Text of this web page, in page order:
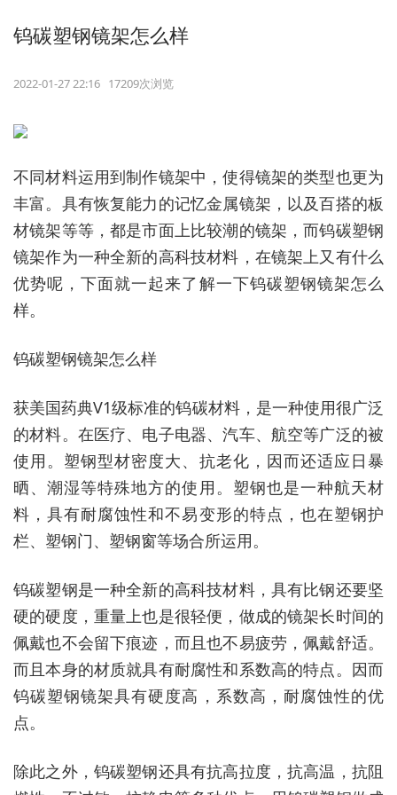
钨碳塑钢镜架怎么样
2022-01-27 22:16 17209次浏览
不同材料运用到制作镜架中，使得镜架的类型也更为
丰富。具有恢复能力的记忆金属镜架，以及百搭的板
材镜架等等，都是市面上比较潮的镜架，而钨碳塑钢
镜架作为一种全新的高科技材料，在镜架上又有什么
优势呢，下面就一起来了解一下钨碳塑钢镜架怎么
样。
钨碳塑钢镜架怎么样
获美国药典V1级标准的钨碳材料，是一种使用很广泛
的材料。在医疗、电子电器、汽车、航空等广泛的被
使用。塑钢型材密度大、抗老化，因而还适应日暴
晒、潮湿等特殊地方的使用。塑钢也是一种航天材
料，具有耐腐蚀性和不易变形的特点，也在塑钢护
栏、塑钢门、塑钢窗等场合所运用。
钨碳塑钢是一种全新的高科技材料，具有比钢还要坚
硬的硬度，重量上也是很轻便，做成的镜架长时间的
佩戴也不会留下痕迹，而且也不易疲劳，佩戴舒适。
而且本身的材质就具有耐腐性和系数高的特点。因而
钨碳塑钢镜架具有硬度高，系数高，耐腐蚀性的优
点。
除此之外，钨碳塑钢还具有抗高拉度，抗高温，抗阻